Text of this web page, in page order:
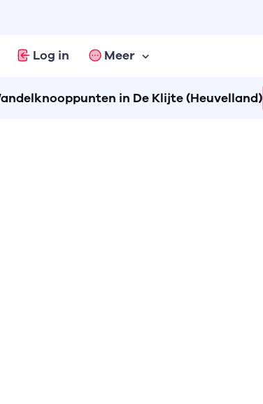
Log in Meer
in De Klijte (Heuvelland)